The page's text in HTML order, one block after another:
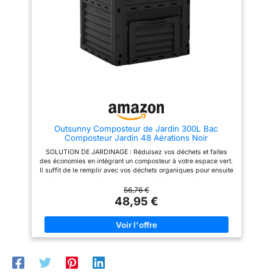
déchets Résistance éprouvée:
Conçu en polypropylène, un
matériau connu pour sa
résistance, ce composteur est
également résistant aux
intempéries et aux rayons UV,
garantissant ainsi sa durabilité
permettant de s'adapter à
différents espaces. Sa couleur
noire ajoute une touche
d'élégance à votre jardin
minutes. Vous n’avez pas
besoin d’utiliser d’outils. Une
notice de montage claire et
simple est fournie dans le
carton. Vous pourrez ainsi le
CARACTÉRISTIQUE : Matériaux
– Polypropylène (résistant aux
Capacité–300L ; Dimensions–
58 * 58 * 80 (cm)
Outsunny Composteur de Jardin 300L Bac
Composteur Jardin 48 Aérations Noir
SOLUTION DE JARDINAGE : Réduisez vos déchets et faites
des économies en intégrant un composteur à votre espace vert.
Il suffit de le remplir avec vos déchets organiques pour ensuite
ces résidus SYSTÈME CIRCULATOIRE : Ce composteur de
jardin est équipé de douze aérations par côté (soit un total de
48), optimisant ainsi la circulation de l'air et l'absorption
d'oxygène pour une fermentation très efficace COUVERCLE À
CLIPSER : Protège efficacement contre les petites bêtes
indésirables et les intempéries, en évitant que le vent ne
GRANDE CAPACITÉ : Avec une capacité de 300 litres, ce
composteur offre une utilisation de longue durée et diminue la
56,76 €
48,95 €